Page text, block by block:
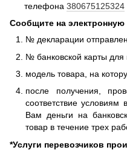
телефона 380675125324
Сообщите на
№ декларации
№ банковской карты для
модель товара, на
после получения,
соответствие
Вам деньги на
товар в течение трех
*Услуги перевозчиков